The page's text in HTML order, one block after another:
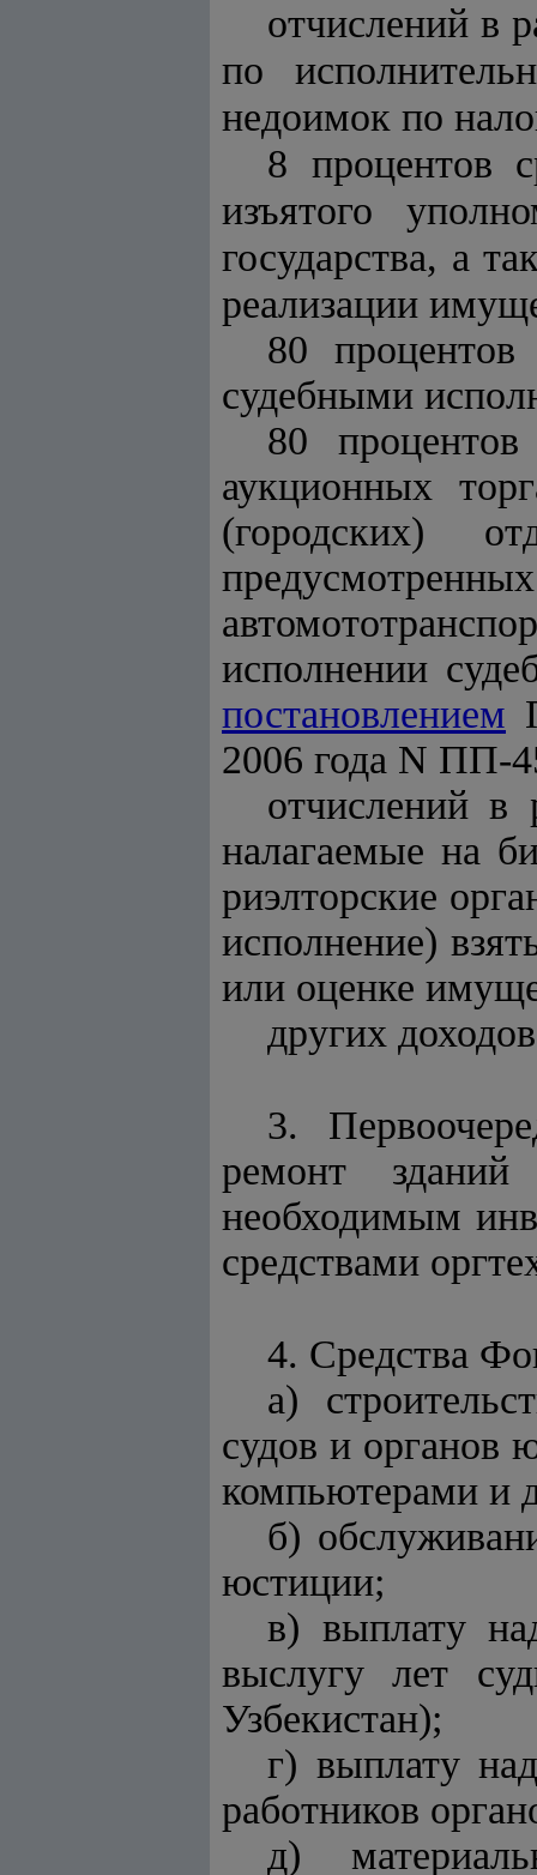
отчислений в
по
недоимок по
8 процентов
изъятого
государства, а
реализации
80 процентов
судебными
80
аукционных
(городских)
исполнении
постановлением
2006 года N ПП-
отчислений
налагаемые на
риэлторские
исполнение)
или оценке
других
3.
ремонт
необходимым
средствами
4. Средства
а)
судов и органов
компьютерами и
б)
юстиции;
в) выплату
выслугу лет
Узбекистан);
г) выплату
работников
д)